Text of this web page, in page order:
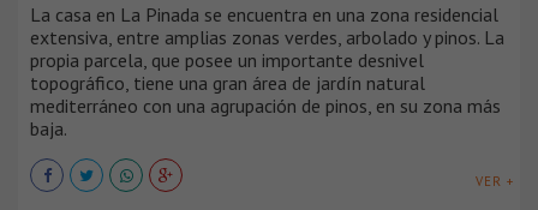
La casa en La Pinada se encuentra en una zona residencial
extensiva, entre amplias zonas verdes, arbolado y pinos. La
propia parcela, que posee un importante desnivel
topográfico, tiene una gran área de jardín natural
mediterráneo con una agrupación de pinos, en su zona más
baja.
VER +